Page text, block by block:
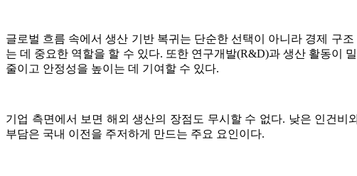
글로벌 흐름 속에서 생산 기반 복귀는 단순한 선택이 아니라 경제 구
는 데 중요한 역할을 할 수 있다. 또한 연구개발(R&D)과 생산 활동이
줄이고 안정성을 높이는 데 기여할 수 있다.
기업 측면에서 보면 해외 생산의 장점도 무시할 수 없다. 낮은 인건
부담은 국내 이전을 주저하게 만드는 주요 요인이다.